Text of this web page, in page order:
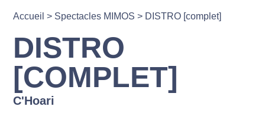
Accueil > Spectacles MIMOS > DISTRO [complet]
DISTRO
[COMPLET]
C'Hoari